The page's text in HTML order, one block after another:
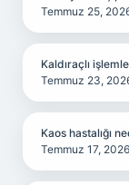
Temmuz 25,
Kaldıraçlı
Temmuz 23,
Kaos hastalığı
Temmuz 17, 2026